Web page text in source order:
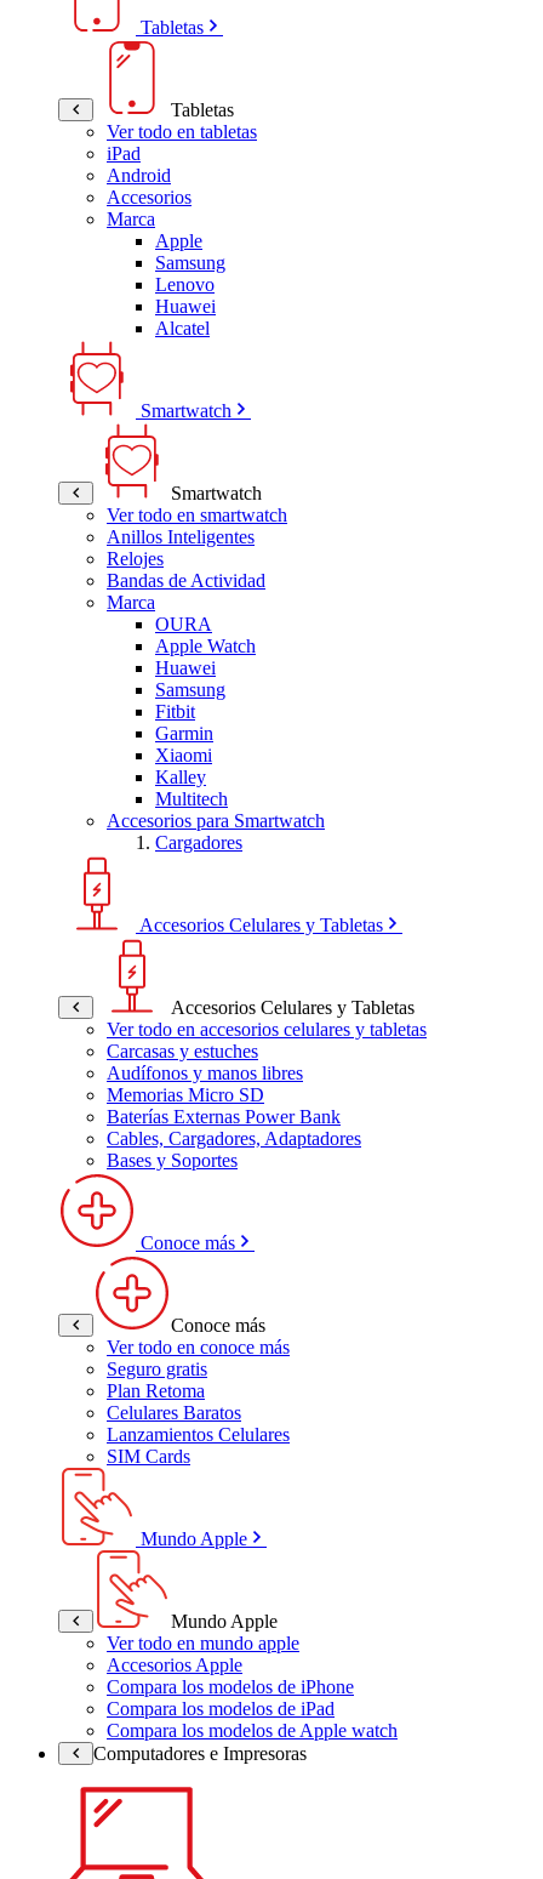
Tabletas
Tabletas
Ver todo en tabletas
iPad
Android
Accesorios
Marca
Apple
Samsung
Lenovo
Huawei
Alcatel
Smartwatch
Smartwatch
Ver todo en smartwatch
Anillos Inteligentes
Relojes
Bandas de Actividad
Marca
OURA
Apple Watch
Huawei
Samsung
Fitbit
Garmin
Xiaomi
Kalley
Multitech
Accesorios para Smartwatch
Cargadores
Accesorios Celulares y Tabletas
Accesorios Celulares y Tabletas
Ver todo en accesorios celulares y tabletas
Carcasas y estuches
Audífonos y manos libres
Memorias Micro SD
Baterías Externas Power Bank
Cables, Cargadores, Adaptadores
Bases y Soportes
Conoce más
Conoce más
Ver todo en conoce más
Seguro gratis
Plan Retoma
Celulares Baratos
Lanzamientos Celulares
SIM Cards
Mundo Apple
Mundo Apple
Ver todo en mundo apple
Accesorios Apple
Compara los modelos de iPhone
Compara los modelos de iPad
Compara los modelos de Apple watch
Computadores e Impresoras